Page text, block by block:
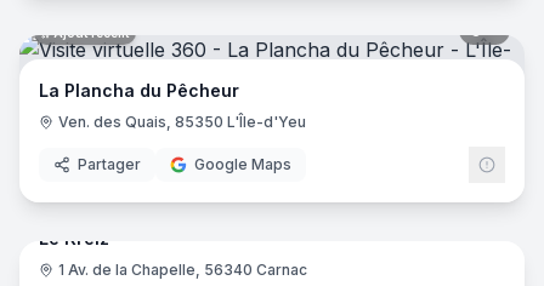
Ajout récent
La Plancha du Pêcheur
Ven. des Quais, 85350 L'Île-d'Yeu
Partager Google Maps
Le Kreiz
1 Av. de la Chapelle, 56340 Carnac